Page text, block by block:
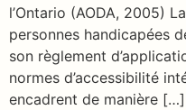
l’Ontario (AODA, 2005)
personnes handicapées
son règlement
normes d’accessibilité
encadrent de manière […]